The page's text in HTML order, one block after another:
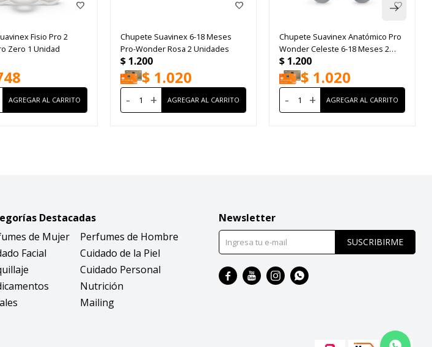
Fisio Pro 2
Zero 1 Unidad
Chupete Suavinex 6-18 Meses
Pro-Wonder Rosa 2 Unidades
$ 1.200
$ 1.020
- +
Chupete Suavinex Anatómico Pro
Wonder Celeste 6-18 Meses 2
Unidades
$ 1.200
$ 1.020
- +
Destacadas
de Mujer
Perfumes de Hombre
Facial
Cuidado de la Piel
Cuidado Personal
Nutrición
Mailing
Newsletter
SUSCRIBIRME
   